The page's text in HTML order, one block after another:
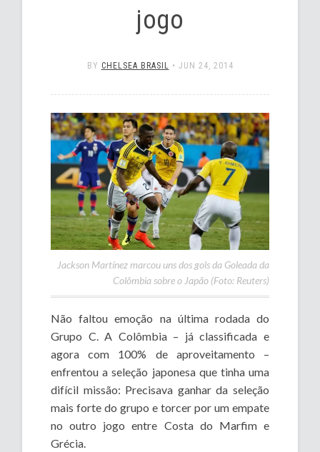
jogo
BY CHELSEA BRASIL • JUN 24, 2014
Jackson Martínez marcou uns dos gols da Goleada da
Colômbia sobre o Japão (Foto: Reuters)
Não faltou emoção na última rodada do
Grupo C. A Colômbia – já classificada e
agora com 100% de aproveitamento –
enfrentou a seleção japonesa que tinha uma
difícil missão: Precisava ganhar da seleção
mais forte do grupo e torcer por um empate
no outro jogo entre Costa do Marfim e
Grécia.